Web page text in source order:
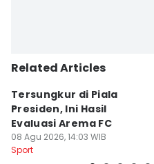
Related Articles
Tersungkur di Piala
Presiden, Ini Hasil
Evaluasi Arema FC
08 Agu 2026, 14:03 WIB
Sport